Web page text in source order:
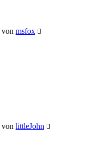
von msfox
von littleJohn